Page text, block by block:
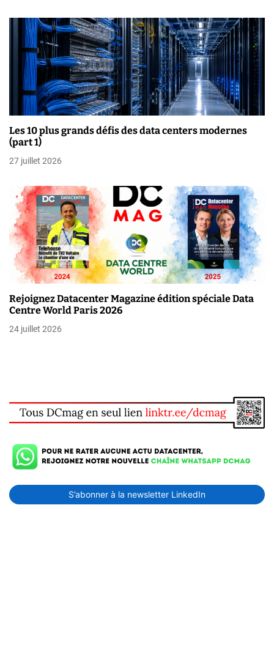
’
i
c
l
Les 10 plus grands défis des data centers modernes
(part 1)
27 juillet 2026
Rejoignez Datacenter Magazine édition spéciale Data
Centre World Paris 2026
24 juillet 2026
S’abonner à la newsletter LinkedIn